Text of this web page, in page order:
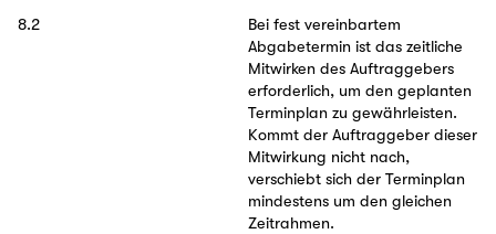
8.2
Bei fest vereinbartem
Abgabetermin ist das zeitliche
Mitwirken des Auftraggebers
erforderlich, um den geplanten
Terminplan zu gewährleisten.
Kommt der Auftraggeber dieser
Mitwirkung nicht nach,
verschiebt sich der Terminplan
mindestens um den gleichen
Zeitrahmen.